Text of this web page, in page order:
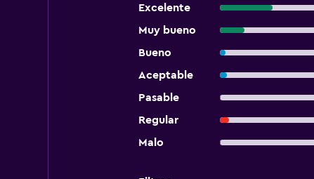
Excelente
Muy bueno
Bueno
Aceptable
Pasable
Regular
Malo